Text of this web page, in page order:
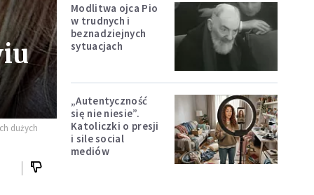
dużych
Modlitwa ojca Pio
w trudnych i
beznadziejnych
sytuacjach
„Autentyczność
się nie niesie”.
Katoliczki o presji
i sile social
mediów